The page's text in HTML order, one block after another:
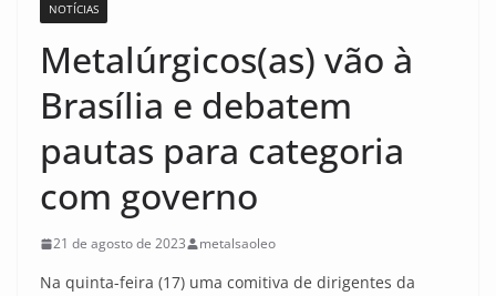
NOTÍCIAS
Metalúrgicos(as) vão à
Brasília e debatem
pautas para categoria
com governo
21 de agosto de 2023 metalsaoleo
Na quinta-feira (17) uma comitiva de dirigentes da